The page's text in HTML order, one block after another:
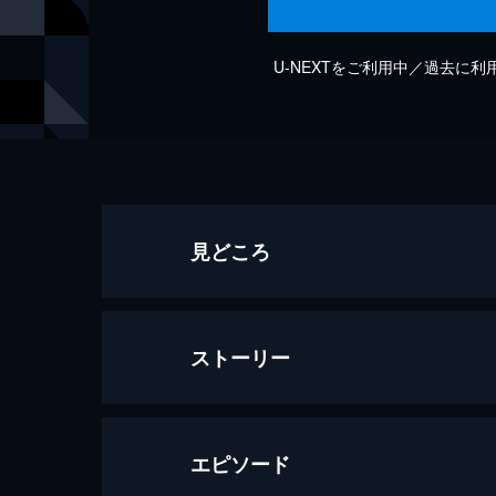
U-NEXTをご利用中／過去に利
見どころ
ストーリー
エピソード